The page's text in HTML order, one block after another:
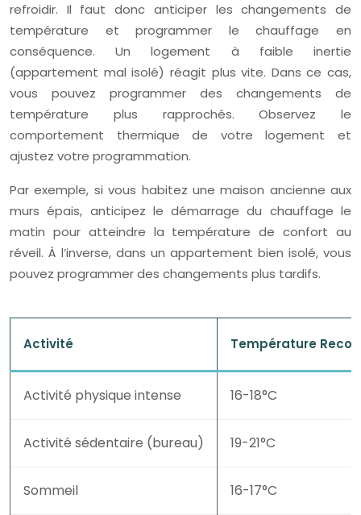
refroidir. Il faut donc anticiper les changements de
température et programmer le chauffage en
conséquence. Un logement à faible inertie
(appartement mal isolé) réagit plus vite. Dans ce cas,
vous pouvez programmer des changements de
température plus rapprochés. Observez le
comportement thermique de votre logement et
ajustez votre programmation.
Par exemple, si vous habitez une maison ancienne aux
murs épais, anticipez le démarrage du chauffage le
matin pour atteindre la température de confort au
réveil. À l’inverse, dans un appartement bien isolé, vous
pouvez programmer des changements plus tardifs.
Activité Température
Activité physique intense 16-18°C
Activité sédentaire (bureau) 19-21°C
Sommeil 16-17°C